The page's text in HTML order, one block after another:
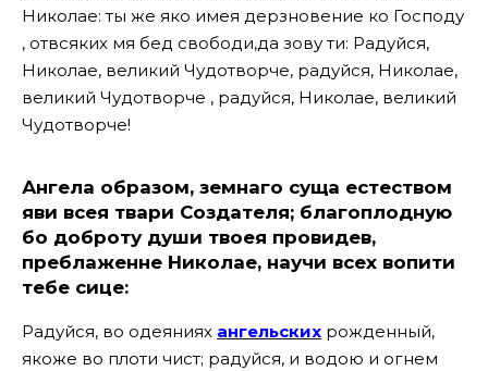
Николае: ты же яко имея дерзновение ко Господу
, отвсяких мя бед свободи,да зову ти: Радуйся,
Николае, великий Чудотворче, радуйся, Николае,
великий Чудотворче , радуйся, Николае, великий
Чудотворче!
Ангела образом, земнаго суща естеством
яви всея твари Создателя; благоплодную
бо доброту души твоея провидев,
преблаженне Николае, научи всех вопити
тебе сице:
Радуйся, во одеяниях ангельских рожденный,
якоже во плоти чист; радуйся, и водою и огнем